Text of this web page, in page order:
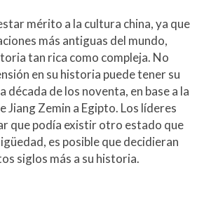
mérito a la cultura china, ya que
más antiguas del mundo,
tan rica como compleja. No
en su historia puede tener su
década de los noventa, en base a la
Jiang Zemin a Egipto. Los líderes
que podía existir otro estado que
es posible que decidieran
siglos más a su historia.